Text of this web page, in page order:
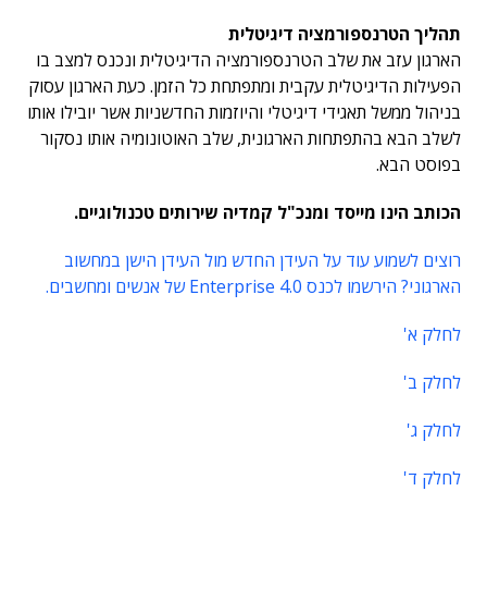
תהליך הטרנספורמציה דיגיטלית
הארגון עזב את שלב הטרנספורמציה הדיגיטלית ונכנס למצב בו
הפעילות הדיגיטלית עקבית ומתפתחת כל הזמן. כעת הארגון עסוק
בניהול ממשל תאגידי דיגיטלי והיוזמות החדשניות אשר יובילו אותו
לשלב הבא בהתפתחות הארגונית, שלב האוטונומיה אותו נסקור
בפוסט הבא.
הכותב הינו מייסד ומנכ"ל קמדיה שירותים טכנולוגיים.
רוצים לשמוע עוד על העידן החדש מול העידן הישן במחשוב
הארגוני? הירשמו לכנס Enterprise 4.0 של אנשים ומחשבים.
לחלק א'
לחלק ב'
לחלק ג'
לחלק ד'